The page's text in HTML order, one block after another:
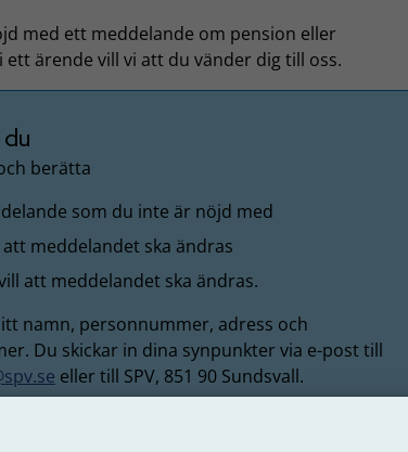
med ett meddelande om pension eller
ett ärende vill vi att du vänder dig till oss.
berätta
som du inte är nöjd med
meddelandet ska ändras
att meddelandet ska ändras.
namn, personnummer, adress och
Du skickar in dina synpunkter via e-post till
eller till SPV, 851 90 Sundsvall.